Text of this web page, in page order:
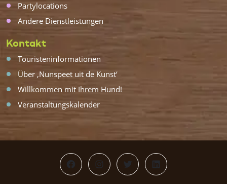
Partylocations
Andere Dienstleistungen
Kontakt
Touristeninformationen
Über ‚Nunspeet uit de Kunst‘
Willkommen mit Ihrem Hund!
Veranstaltungskalender
FacebookInstagram
TwitterLinkedIn